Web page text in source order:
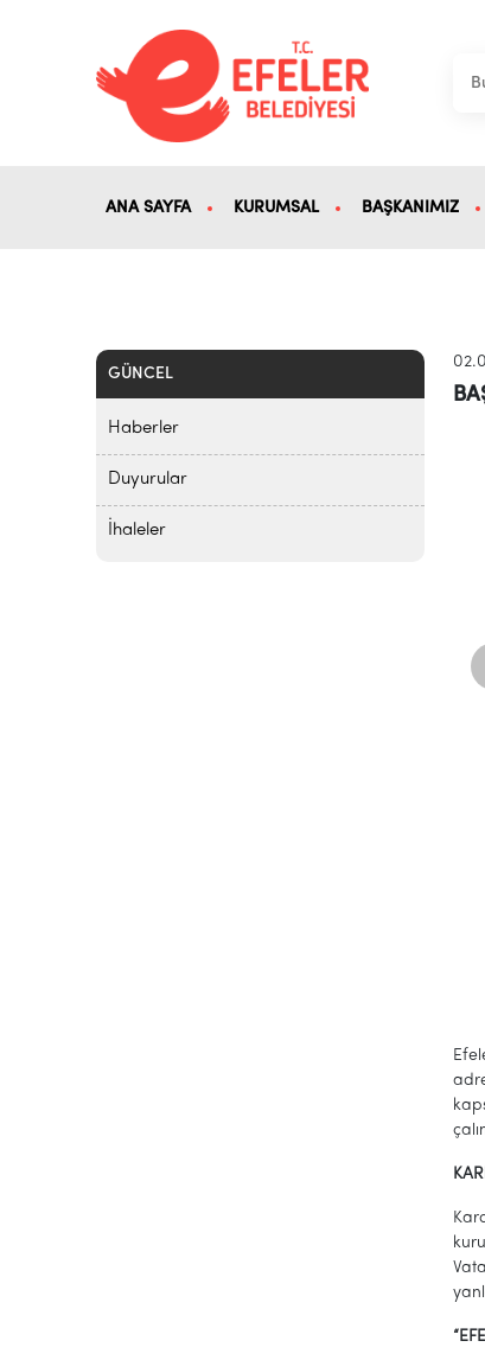
ANA SAYFA KURUMSAL BAŞKANIMIZ
GÜNCEL
Haberler
Duyurular
İhaleler